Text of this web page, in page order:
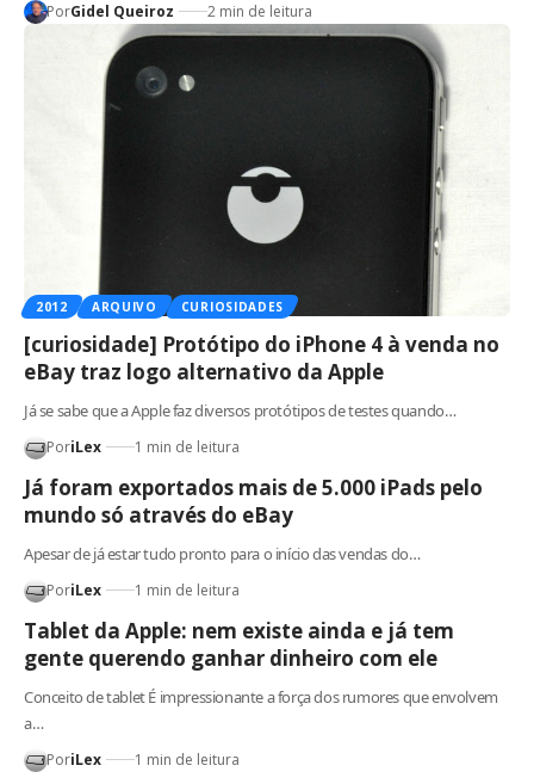
PorGidel Queiroz 2 min de leitura
2012 ARQUIVO CURIOSIDADES
[curiosidade] Protótipo do iPhone 4 à venda no
eBay traz logo alternativo da Apple
Já se sabe que a Apple faz diversos protótipos de testes quando…
PoriLex 1 min de leitura
Já foram exportados mais de 5.000 iPads pelo
mundo só através do eBay
Apesar de já estar tudo pronto para o início das vendas do…
PoriLex 1 min de leitura
Tablet da Apple: nem existe ainda e já tem
gente querendo ganhar dinheiro com ele
Conceito de tablet É impressionante a força dos rumores que envolvem
a…
PoriLex 1 min de leitura